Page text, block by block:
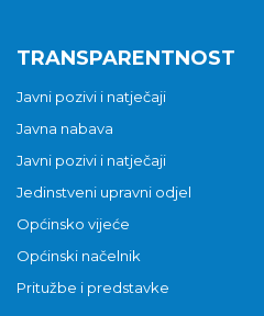
TRANSPARENTNOST
Javni pozivi i natječaji
Javna nabava
Javni pozivi i natječaji
Jedinstveni upravni odjel
Općinsko vijeće
Općinski načelnik
Pritužbe i predstavke